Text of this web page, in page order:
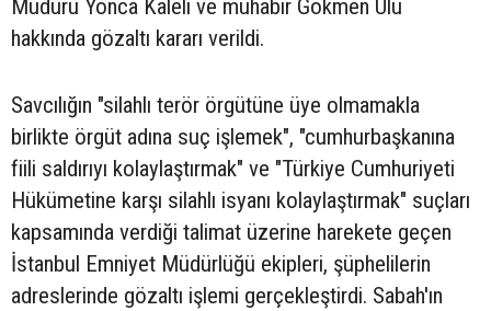
Müdürü Yonca Kaleli ve muhabir Gökmen Ulu
hakkında gözaltı kararı verildi.
Savcılığın "silahlı terör örgütüne üye olmamakla
birlikte örgüt adına suç işlemek", "cumhurbaşkanına
fiili saldırıyı kolaylaştırmak" ve "Türkiye Cumhuriyeti
Hükümetine karşı silahlı isyanı kolaylaştırmak" suçları
kapsamında verdiği talimat üzerine harekete geçen
İstanbul Emniyet Müdürlüğü ekipleri, şüphelilerin
adreslerinde gözaltı işlemi gerçekleştirdi. Sabah'ın